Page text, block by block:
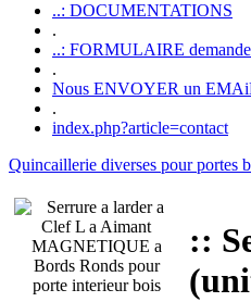
..: DOCUMENTATIONS
.
..: FORMULAIRE
.
Nous ENVOYER un
.
index.php?article=contact
Quincaillerie diverses pour portes
::